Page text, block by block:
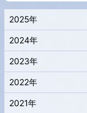
2025年
2024年
2023年
2022年
2021年